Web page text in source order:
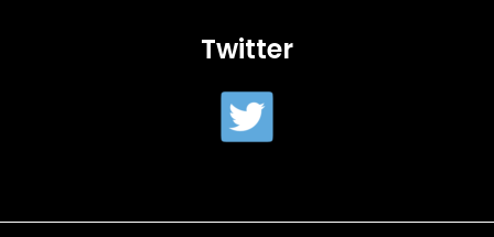
Twitter